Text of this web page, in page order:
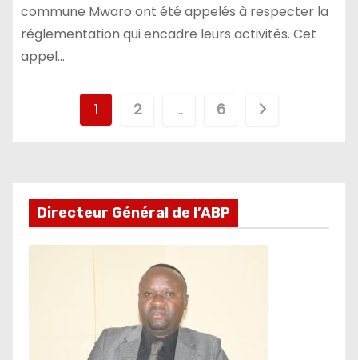
commune Mwaro ont été appelés à respecter la
réglementation qui encadre leurs activités. Cet
appel…
Pagination
1 2 … 6
Directeur Général de l’ABP